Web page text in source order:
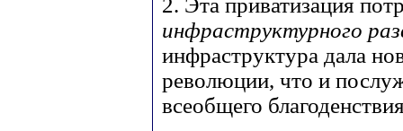
инфраструктурного
инфраструктура дала
революции, что и
всеобщего